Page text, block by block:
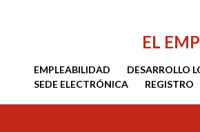
EL
EMPLEABILIDAD DESARROLLO
SEDE ELECTRÓNICA
REGISTRO